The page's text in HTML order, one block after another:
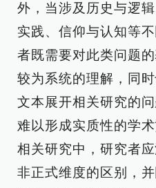
外，当涉及历史与逻
实践、信仰与认知等
者既需要对此类问题
较为系统的理解，同
文本展开相关研究的
难以形成实质性的学
相关研究中，研究者
非正式维度的区别，